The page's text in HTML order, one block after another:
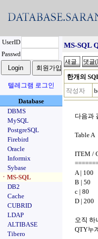
UserID
Passwd
텔레그램 로그인
Database
DBMS
MySQL
PostgreSQL
Firebird
Oracle
Informix
Sybase
ㆍMS-SQL
DB2
Cache
CUBRID
LDAP
ALTIBASE
Tibero
MS-SQL
한개의
작성자
다음과
Table A
ITEM /
A | 100
B | 50
c | 80
D | 200
오직 하
QTY누